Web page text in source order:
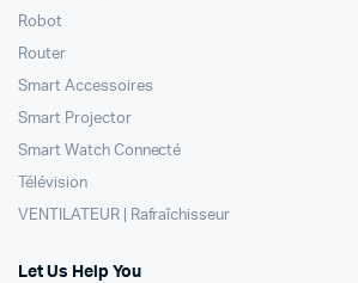
Robot
Router
Smart Accessoires
Smart Projector
Smart Watch Connecté
Télévision
VENTILATEUR | Rafraîchisseur
Let Us Help You